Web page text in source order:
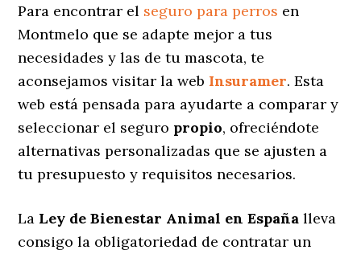
Para encontrar el seguro para perros en
Montmelo que se adapte mejor a tus
necesidades y las de tu mascota, te
aconsejamos visitar la web Insuramer. Esta
web está pensada para ayudarte a comparar y
seleccionar el seguro propio, ofreciéndote
alternativas personalizadas que se ajusten a
tu presupuesto y requisitos necesarios.
La Ley de Bienestar Animal en España lleva
consigo la obligatoriedad de contratar un